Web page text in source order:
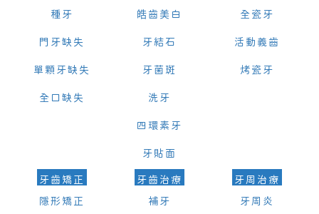
種牙
門牙缺失
單顆牙缺失
全口缺失
皓齒美白
牙結石
牙菌斑
洗牙
四環素牙
牙貼面
全瓷牙
活動義齒
烤瓷牙
牙齒矯正
隱形矯正
牙齒治療
補牙
牙周治療
牙周炎